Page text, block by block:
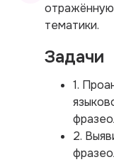
тематики.
Задачи
1.
2.